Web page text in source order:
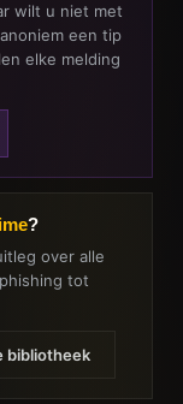
wilt u niet met
een tip
elke melding
?
over alle
tot
bibliotheek